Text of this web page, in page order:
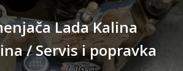
Lada Kalina
/ Servis i popravka